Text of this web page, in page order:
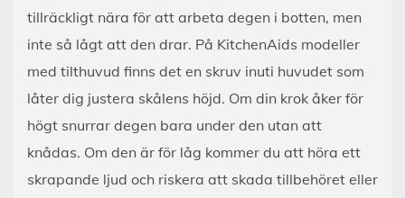
tillräckligt nära för att arbeta degen i botten, men
inte så lågt att den drar. På KitchenAids modeller
med tilthuvud finns det en skruv inuti huvudet som
låter dig justera skålens höjd. Om din krok åker för
högt snurrar degen bara under den utan att
knådas. Om den är för låg kommer du att höra ett
skrapande ljud och riskera att skada tillbehöret eller